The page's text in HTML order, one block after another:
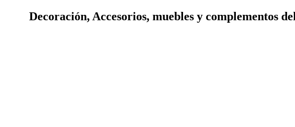
Decoración, Accesorios, muebles y complementos